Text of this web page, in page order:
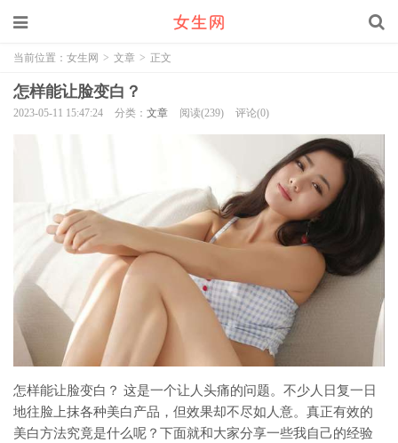
当前位置： 女生网 > 文章 > 正文
怎样能让脸变白？
2023-05-11 15:47:24 分类： 文章 阅读(239) 评论(0)
怎样能让脸变白？ 这是一个让人头痛的问题。不少人日复一日
地往脸上抹各种美白产品，但效果却不尽如人意。真正有效的
美白方法究竟是什么呢？下面就和大家分享一些我自己的经验